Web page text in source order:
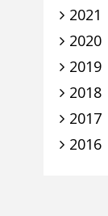
2021
2020
2019
2018
2017
2016